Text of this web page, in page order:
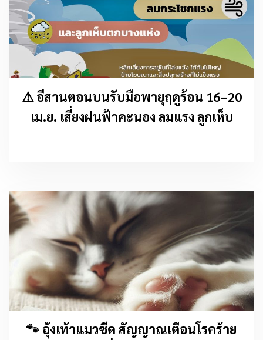
⚠️ อีสานตอนบนรับมือพายุฤดูร้อน 16–20
เม.ย. เสี่ยงฝนฟ้าคะนอง ลมแรง ลูกเห็บ
🐾 อุ้งเท้าแมวซีด สัญญาณเตือนโรคร้าย